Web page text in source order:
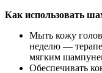
Как использовать
Мыть кожу
неделю —
мягким
Обеспечивать